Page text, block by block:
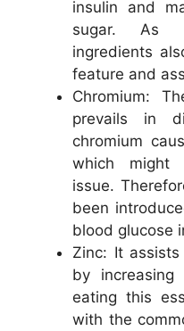
insulin and
sugar. As
ingredients
feature and
Chromium:
prevails in
chromium
which might
issue.
been
blood glucose
Zinc: It
by
eating this
with the